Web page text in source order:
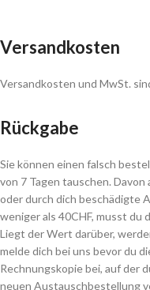
Versandkosten
Versandkosten und MwSt.
Rückgabe
Sie können einen falsch
von 7 Tagen tauschen.
oder durch dich beschädigte
weniger als 40CHF, musst du
Liegt der Wert darüber,
melde dich bei uns bevor du
Rechnungskopie bei, auf der
neuen Austauschbestellung